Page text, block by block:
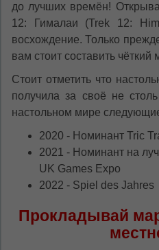
до лучших времён!
12: Гималаи (Trek 12:
восхождение. Только
вам стоит составить чёткий
Стоит отметить что
получила за своё не
настольном мире
2020 - Номинант Tric
2021 - Номинант на
UK Games Expo
2022 - Spiel des Jahres
Прокладывай